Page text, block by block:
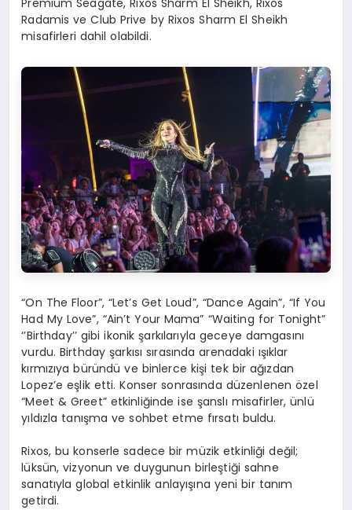
Radamis ve Club Prive by Rixos Sharm El Sheikh
misafirleri dahil olabildi.
“On The Floor”, “Let’s Get Loud”, “Dance Again”, “If You
Had My Love”, “Ain’t Your Mama” “Waiting for Tonight”
‘’Birthday’’ gibi ikonik şarkılarıyla geceye damgasını
vurdu. Birthday şarkısı sırasında arenadaki ışıklar
kırmızıya büründü ve binlerce kişi tek bir ağızdan
Lopez’e eşlik etti. Konser sonrasında düzenlenen özel
“Meet & Greet” etkinliğinde ise şanslı misafirler, ünlü
yıldızla tanışma ve sohbet etme fırsatı buldu.
Rixos, bu konserle sadece bir müzik etkinliği değil;
lüksün, vizyonun ve duygunun birleştiği sahne
sanatıyla global etkinlik anlayışına yeni bir tanım
getirdi.